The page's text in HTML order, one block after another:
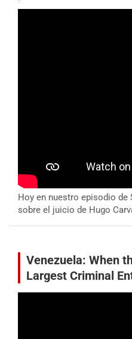
Hoy en nuestro episodio
sobre el juicio de Hugo
Venezuela: When
Largest Criminal